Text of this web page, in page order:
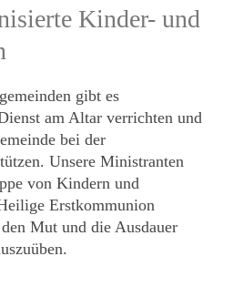
Kinder- und
gibt es
am Altar verrichten und
bei der
Unsere Ministranten
von Kindern und
Erstkommunion
Mut und die Ausdauer